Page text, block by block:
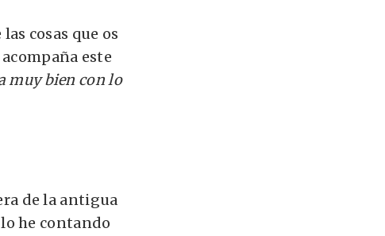
cosas que os
este
muy bien con lo
de la antigua
he contando